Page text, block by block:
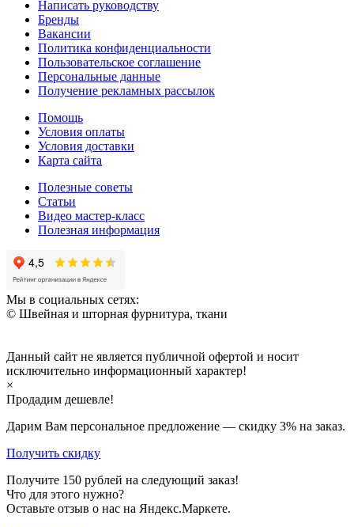
Написать руководству
Бренды
Вакансии
Политика конфиденциальности
Пользовательское соглашение
Персональные данные
Получение рекламных рассылок
Помощь
Условия оплаты
Условия доставки
Карта сайта
Полезные советы
Статьи
Видео мастер-класс
Полезная информация
Мы в социальных сетях:
© Швейная и шторная фурнитура, ткани
Данный сайт не является публичной офертой и носит
исключительно информационный характер!
×
Продадим дешевле!
Дарим Вам персональное предложение — скидку 3% на заказ.
Получить скидку
Получите 150 рублей на следующий заказ!
Что для этого нужно?
Оставьте отзыв о нас на Яндекс.Маркете.